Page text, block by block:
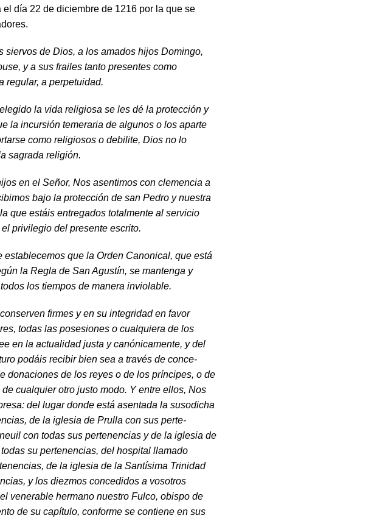
el día 22 de diciembre de 1216 por la que se
siervos de Dios, a los amados hijos Domingo,
y a sus frailes tanto presentes como
regular, a perpetuidad.
la vida religiosa se les dé la protección y
la incursión temeraria de algunos o los aparte
como religiosos o debilite, Dios no lo
sagrada religión.
en el Señor, Nos asen­timos con clemencia a
bajo la protección de san Pedro y nuestra
que estáis entregados totalmente al servicio
privilegio del presente escrito.
establecemos que la Orden Canonical, que está
la Re­gla de San Agustín, se mantenga y
los tiempos de manera inviolable.
firmes y en su inte­gridad en favor
todas las po­sesiones o cualquiera de los
en la actualidad justa y canónicamente, y del
podáis recibir bien sea a través de conce­
donaciones de los reyes o de los príncipes, o de
cualquier otro justo modo. Y entre ellos, Nos
del lugar donde está asentada la susodicha
de la iglesia de Prulla con sus perte­
con todas sus pertenencias y de la iglesia de
su perte­nencias, del hospital llamado
de la iglesia de la Santísima Trinidad
y los diezmos concedidos a vosotros
venerable hermano nuestro Fulco, obispo de
de su capítulo, conforme se contiene en sus